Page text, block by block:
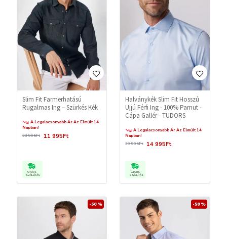
Slim Fit Farmerhatású
Rugalmas Ing – Szürkés Kék
A Legalacsonyabb Ár Az Elmúlt 14
Napban!
11 995Ft
23 995Ft
GYORS
SZÁLLÍTÁS
Halványkék Slim Fit Hosszú
Ujjú Férfi Ing - 100% Pamut -
Cápa Gallér - TUDORS
A Legalacsonyabb Ár Az Elmúlt 14
Napban!
14 995Ft
29 995Ft
GYORS
SZÁLLÍTÁS
-50 % -50 %